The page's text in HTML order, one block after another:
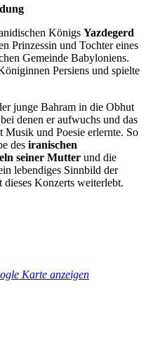
Königs Yazdegerd
Prinzessin und Tochter eines
Gemeinde Babyloniens.
Persiens und spielte
junge Bahram in die Obhut
denen er aufwuchs und das
Musik und Poesie erlernte. So
des iranischen
seiner Mutter und die
lebendiges Sinnbild der
Konzerts weiterlebt.
Karte anzeigen